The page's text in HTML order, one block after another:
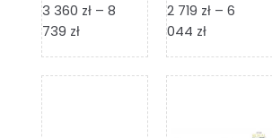
3 360 zł – 8
739 złZakres
od
2 719 zł – 6
044 złZakres
od